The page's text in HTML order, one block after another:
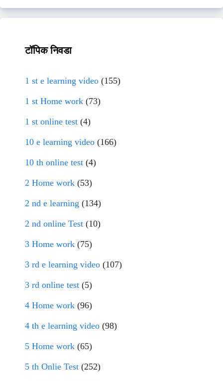
टॉपिक निवडा
1 st e learning video (155)
1 st Home work (73)
1 st online test (4)
10 e learning video (166)
10 th online test (4)
2 Home work (53)
2 nd e learning (134)
2 nd online Test (10)
3 Home work (75)
3 rd e learning video (107)
3 rd online test (5)
4 Home work (96)
4 th e learning video (98)
5 Home work (65)
5 th Onlie Test (252)